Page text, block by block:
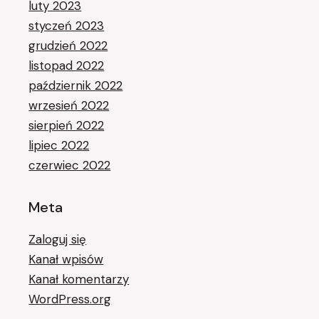
luty 2023
styczeń 2023
grudzień 2022
listopad 2022
październik 2022
wrzesień 2022
sierpień 2022
lipiec 2022
czerwiec 2022
Meta
Zaloguj się
Kanał wpisów
Kanał komentarzy
WordPress.org